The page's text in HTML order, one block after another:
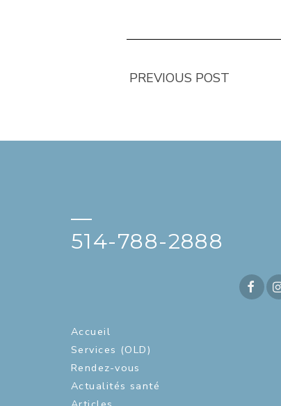
PREVIOUS POST
—
514-788-2888
Accueil
Services (OLD)
Rendez-vous
Actualités santé